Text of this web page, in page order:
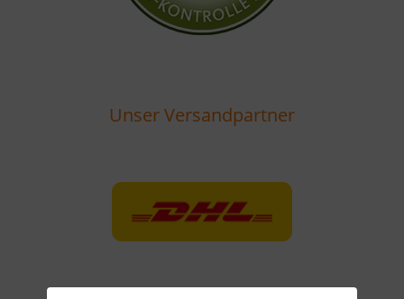
Unser Versandpartner